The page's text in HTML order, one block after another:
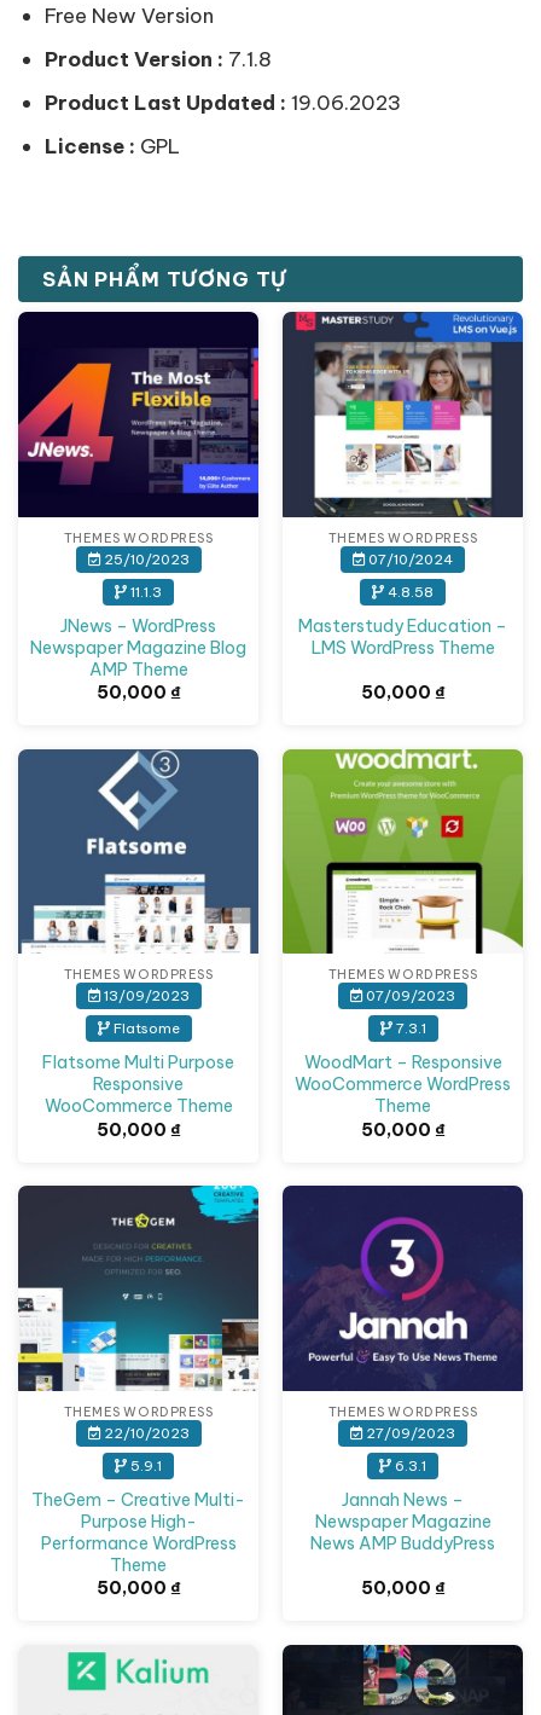
Free New Version
Product Version : 7.1.8
Product Last Updated : 19.06.2023
License : GPL
SẢN PHẨM TƯƠNG TỰ
THEMES WORDPRESS
25/10/2023
11.1.3
JNews – WordPress
Newspaper Magazine Blog
AMP Theme
50,000 ₫
THEMES WORDPRESS
07/10/2024
4.8.58
Masterstudy Education –
LMS WordPress Theme
50,000 ₫
THEMES WORDPRESS
13/09/2023
Flatsome
Flatsome Multi Purpose
Responsive
WooCommerce Theme
50,000 ₫
THEMES WORDPRESS
07/09/2023
7.3.1
WoodMart – Responsive
WooCommerce WordPress
Theme
50,000 ₫
THEMES WORDPRESS
22/10/2023
5.9.1
TheGem – Creative Multi-
Purpose High-
Performance WordPress
Theme
50,000 ₫
THEMES WORDPRESS
27/09/2023
6.3.1
Jannah News –
Newspaper Magazine
News AMP BuddyPress
50,000 ₫
Giảm giá!